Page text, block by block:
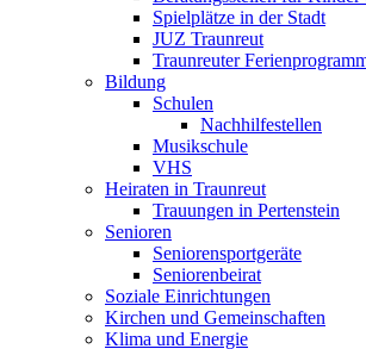
Spielplätze in der Stadt
JUZ Traunreut
Traunreuter
Bildung
Schulen
Nachhilfestellen
Musikschule
VHS
Heiraten in Traunreut
Trauungen in Pertenstein
Senioren
Seniorensportgeräte
Seniorenbeirat
Soziale Einrichtungen
Kirchen und Gemeinschaften
Klima und Energie